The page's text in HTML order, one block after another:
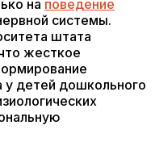
на поведение
системы.
штата
жесткое
у детей дошкольного